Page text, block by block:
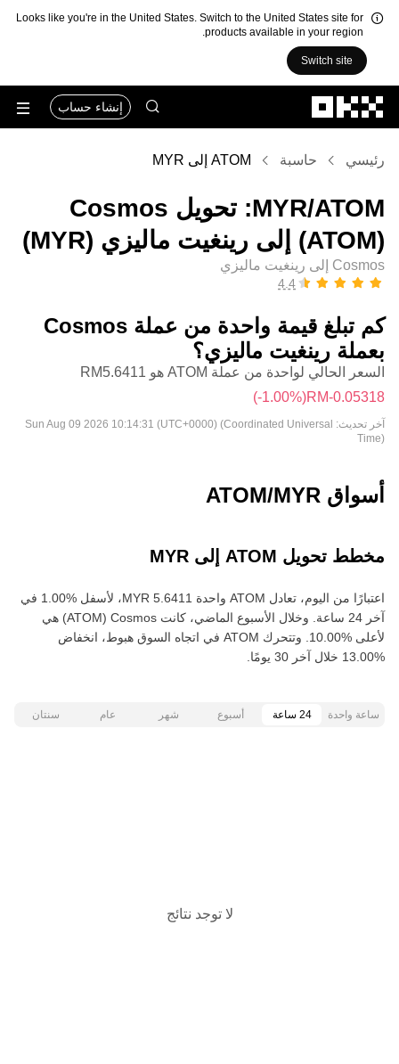
Looks like you're in the United States. Switch to the United States site for
products available in your region.
Switch site
إنشاء حساب
رئيسي حاسبة ATOM إلى MYR
‏ATOM/‏MYR: تحويل ‏Cosmos
(‏ATOM) إلى ‏رينغيت ماليزي (‏MYR)
Cosmos إلى رينغيت ماليزي
كم تبلغ قيمة واحدة من عملة ‏Cosmos
بعملة ‏رينغيت ماليزي؟
السعر الحالي لواحدة من عملة ATOM هو ‏‎‏‎5.6411‏‏RM‏
(‏‎‎-1.00‎%‎‏)
آخر تحديث: Sun Aug 09 2026 10:14:31 (UTC+0000) (Coordinated Universal
Time)
أسواق ATOM/MYR
مخطط تحويل ATOM إلى MYR
اعتبارًا من اليوم، تعادل ATOM واحدة ‏‎‏‎5.6411‏‏ MYR‏، لأسفل‏ ‏‎1.00‎%‎‏ في
آخر 24 ساعة. وخلال الأسبوع الماضي، كانت Cosmos‏ (ATOM) هي
لأعلى‏ ‏‎10.00‎%‎‏. وتتحرك ATOM في اتجاه السوق هبوط‏، انخفاض‏
ساعة واحدة 24 ساعة أسبوع شهر عام سنتان
لا توجد نتائج